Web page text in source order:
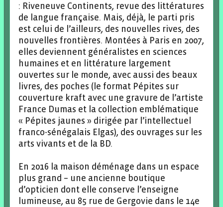
: Riveneuve Continents, revue des littératures
de langue française. Mais, déjà, le parti pris
est celui de l’ailleurs, des nouvelles rives, des
nouvelles frontières. Montées à Paris en 2007,
elles deviennent généralistes en sciences
humaines et en littérature largement
ouvertes sur le monde, avec aussi des beaux
livres, des poches (le format Pépites sur
couverture kraft avec une gravure de l’artiste
France Dumas et la collection emblématique
« Pépites jaunes » dirigée par l’intellectuel
franco-sénégalais Elgas), des ouvrages sur les
arts vivants et de la BD.
En 2016 la maison déménage dans un espace
plus grand – une ancienne boutique
d’opticien dont elle conserve l’enseigne
lumineuse, au 85 rue de Gergovie dans le 14e